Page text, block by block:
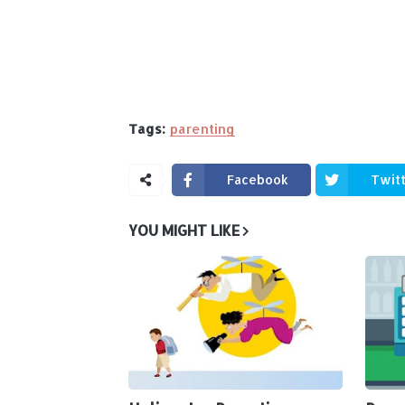
Tags: parenting
Facebook
YOU MIGHT LIKE